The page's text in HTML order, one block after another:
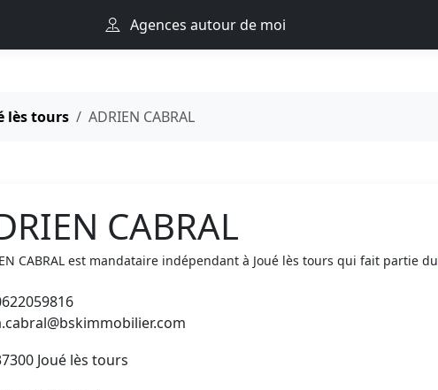
Agences autour de moi
lès tours ADRIEN CABRAL
CABRAL
CABRAL est mandataire indépendant à Joué lès tours qui fait partie du
Joué lès tours